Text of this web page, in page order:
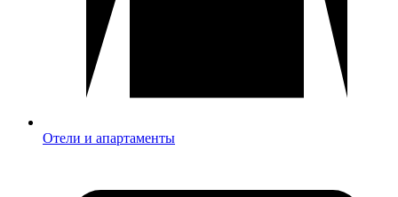
Отели и апартаменты